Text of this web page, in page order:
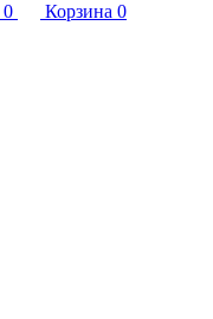
0 Корзина 0